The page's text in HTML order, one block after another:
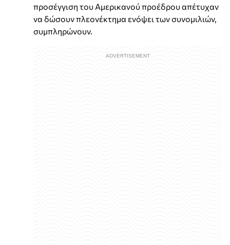
προσέγγιση του Αμερικανού προέδρου απέτυχαν
να δώσουν πλεονέκτημα ενόψει των συνομιλιών,
συμπληρώνουν.